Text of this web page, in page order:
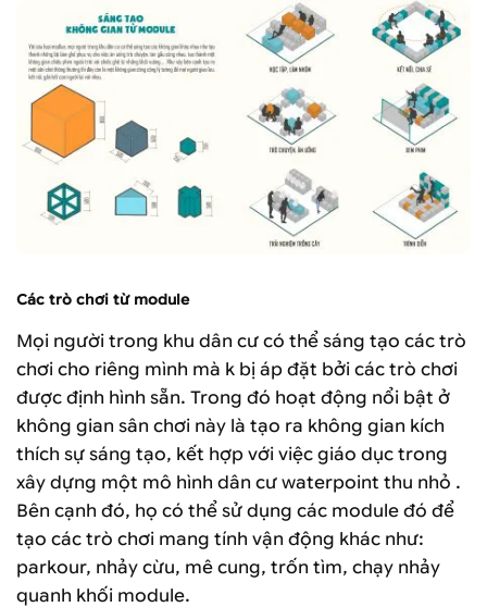
Các trò chơi từ module
Mọi người trong khu dân cư có thể sáng tạo các trò
chơi cho riêng mình mà k bị áp đặt bởi các trò chơi
được định hình sẵn. Trong đó hoạt động nổi bật ở
không gian sân chơi này là tạo ra không gian kích
thích sự sáng tạo, kết hợp với việc giáo dục trong
xây dựng một mô hình dân cư waterpoint thu nhỏ .
Bên cạnh đó, họ có thể sử dụng các module đó để
tạo các trò chơi mang tính vận động khác như:
parkour, nhảy cừu, mê cung, trốn tìm, chạy nhảy
quanh khối module.